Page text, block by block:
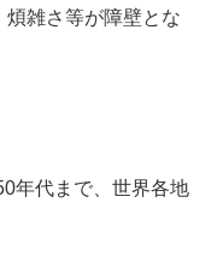
煩雑さ等が障壁とな
年代まで、世界各地